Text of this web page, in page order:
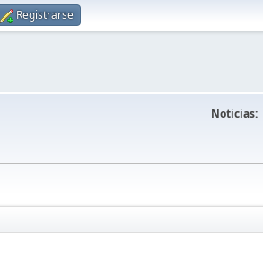
Registrarse
Noticias: